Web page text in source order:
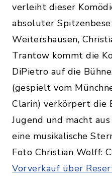
verleiht dieser
absoluter
Weitershausen,
Trantow kommt die
DiPietro auf die
(gespielt vom
Clarin) verkörpert die
Jugend und macht
eine musikalische
Foto Christian Wolff:
Vorverkauf über